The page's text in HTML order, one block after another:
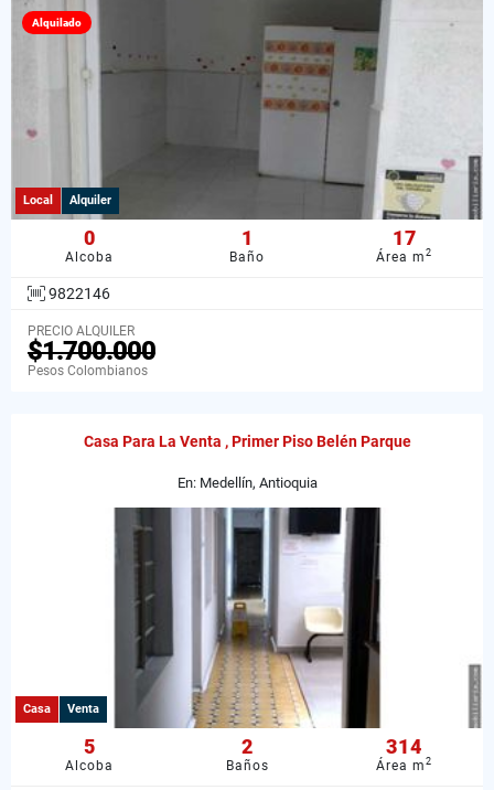
Alquilado
Local Alquiler
0
Alcoba
1
Baño
17
Área m2
9822146
PRECIO ALQUILER
$1.700.000
Pesos Colombianos
Casa Para La Venta , Primer Piso Belén Parque
En: Medellín, Antioquia
Casa Venta
5
Alcoba
2
Baños
314
Área m2